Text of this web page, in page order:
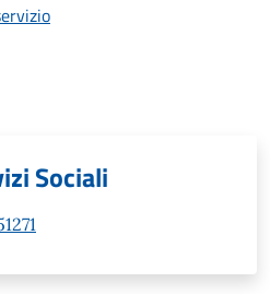
Sociali